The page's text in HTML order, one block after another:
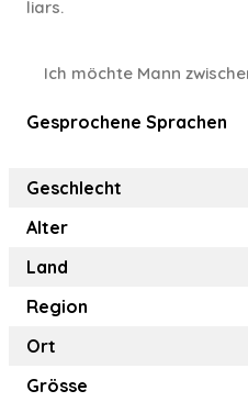
liars.
Ich möchte Mann
Gesprochene Sprachen
Geschlecht
Alter
Land
Region
Ort
Grösse